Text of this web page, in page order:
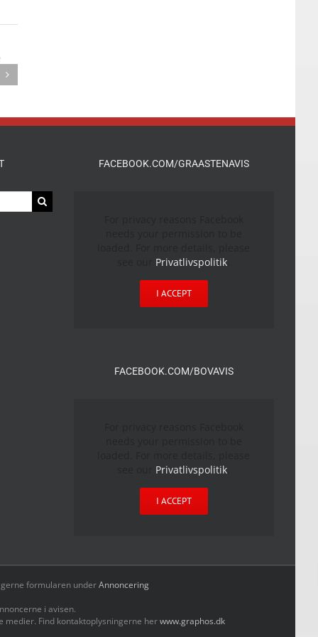
FACEBOOK.COM/GRAASTENAVIS
Privatlivspolitik
I ACCEPT
FACEBOOK.COM/BOVAVIS
Privatlivspolitik
I ACCEPT
formularen underAnnoncering
i avisen.
medier. Find kontaktoplysningerne herwww.graphos.dk